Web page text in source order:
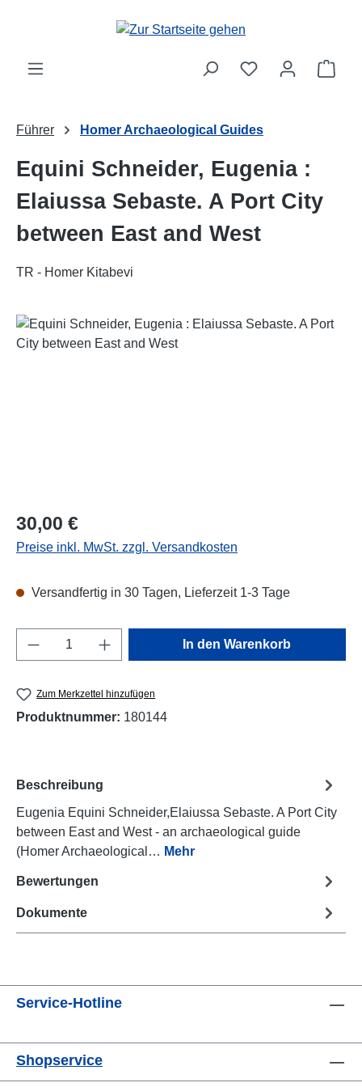
Zum Hauptinhalt springen
Führer Homer Archaeological Guides
Equini Schneider, Eugenia :
Elaiussa Sebaste. A Port City
between East and West
TR - Homer Kitabevi
Bildergalerie überspringen
Regulärer Preis:
30,00 €
Preise inkl. MwSt. zzgl. Versandkosten
Versandfertig in 30 Tagen, Lieferzeit 1-3 Tage
Produkt Anzahl: Gib den gewünschten
In den Warenkorb
Zum Merkzettel hinzufügen
Produktnummer: 180144
Beschreibung
Eugenia Equini Schneider,Elaiussa Sebaste. A Port City
between East and West - an archaeological guide
(Homer Archaeological… Mehr
Bewertungen
Dokumente
Service-Hotline
Shopservice